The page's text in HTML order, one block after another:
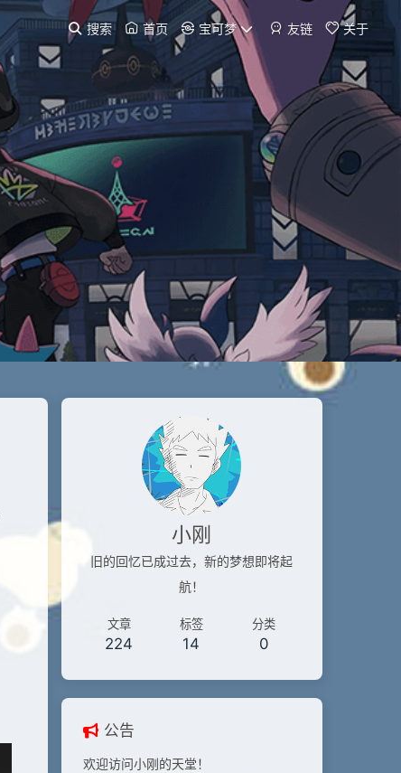
搜索 首页 宝可梦 友链 关于
小刚
旧的回忆已成过去，新的梦想即将起
航！
文章
224
标签
14
分类
0
公告
欢迎访问小刚的天堂！